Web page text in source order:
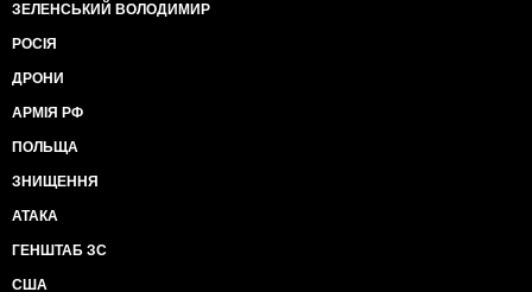
ЗЕЛЕНСЬКИЙ ВОЛОДИМИР
РОСІЯ
ДРОНИ
АРМІЯ РФ
ПОЛЬЩА
ЗНИЩЕННЯ
АТАКА
ГЕНШТАБ ЗС
США